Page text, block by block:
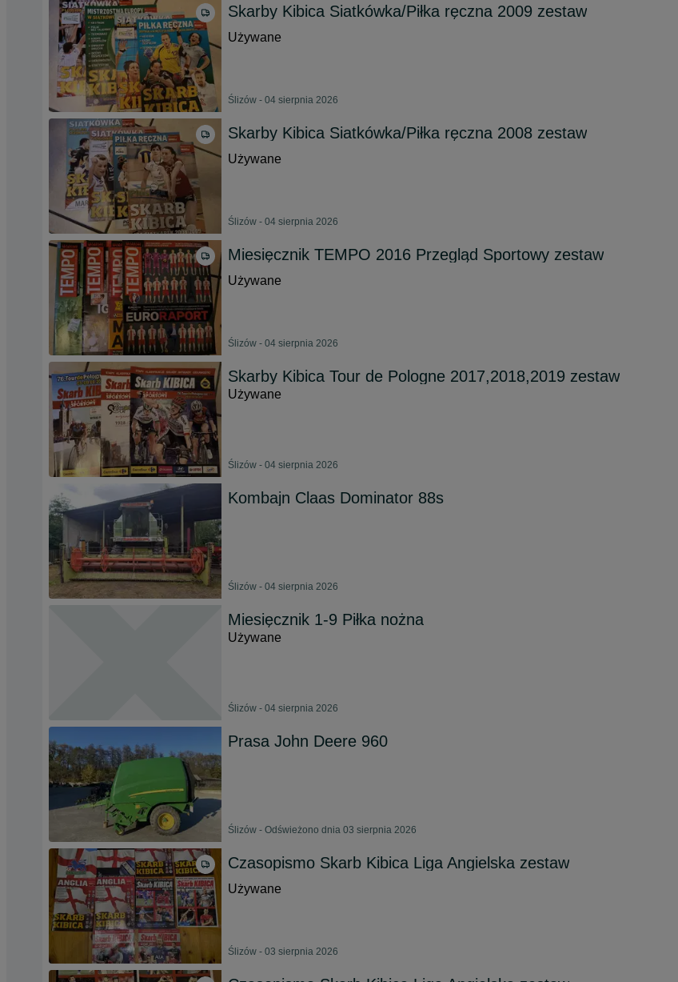
Skarby Kibica Siatkówka/Piłka ręczna 2009 zestaw
Używane
Ślizów - 04 sierpnia 2026
Skarby Kibica Siatkówka/Piłka ręczna 2008 zestaw
Używane
Ślizów - 04 sierpnia 2026
Miesięcznik TEMPO 2016 Przegląd Sportowy zestaw
Używane
Ślizów - 04 sierpnia 2026
Skarby Kibica Tour de Pologne 2017,2018,2019 zestaw
Używane
Ślizów - 04 sierpnia 2026
Kombajn Claas Dominator 88s
Ślizów - 04 sierpnia 2026
Miesięcznik 1-9 Piłka nożna
Używane
Ślizów - 04 sierpnia 2026
Prasa John Deere 960
Ślizów - Odświeżono dnia 03 sierpnia 2026
Czasopismo Skarb Kibica Liga Angielska zestaw
Używane
Ślizów - 03 sierpnia 2026